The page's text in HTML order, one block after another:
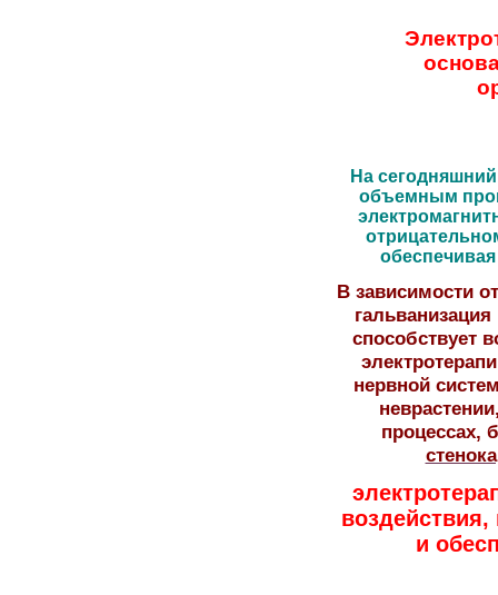
На
объемным
В зависимости
способствует
нервной
процессах,
воздействия,
и